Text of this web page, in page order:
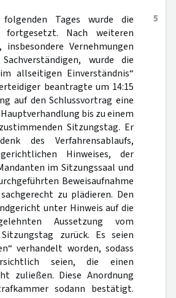
5
Tages wurde die
fortgesetzt. Nach weiteren
insbesondere Vernehmungen
wurde die
allseitigen Einverständnis“
beantragte um 14:15
auf den Schlussvortrag eine
bis zu einem
Sitzungstag. Er
des Verfahrensablaufs,
Hinweises, der
im Sitzungssaal und
Beweisaufnahme
zu plädieren. Den
unter Hinweis auf die
Aussetzung vom
zurück. Es seien
verhandelt worden, sodass
seien, die einen
zuließen. Diese Anordnung
sodann bestätigt.